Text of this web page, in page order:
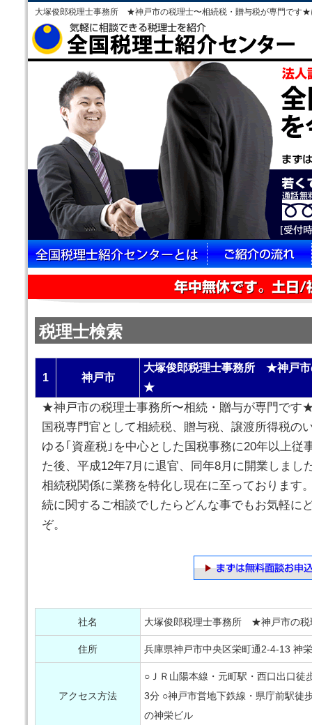
大塚俊郎税理士事務所 ★神戸市の税理士〜相続税・贈与税が専門です★
税理士検索
1 神戸市
大塚俊郎税理士事務所 ★神戸市
★
★神戸市の税理士事務所〜相続・贈与が専門で
国税専門官として相続税、贈与税、譲渡所得税の
ゆる｢資産税｣を中心とした国税事務に20年以上従
た後、平成12年7月に退官、同年8月に開業しまし
相続税関係に業務を特化し現在に至っております
続に関するご相談でしたらどんな事でもお気軽に
ぞ。
社名 大塚俊郎税理士事務所 ★神戸市の
住所 兵庫県神戸市中央区栄町通2-4-13 神
アクセス方法
○ＪＲ山陽本線・元町駅・西口出口徒
3分 ○神戸市営地下鉄線・県庁前駅
の神栄ビル